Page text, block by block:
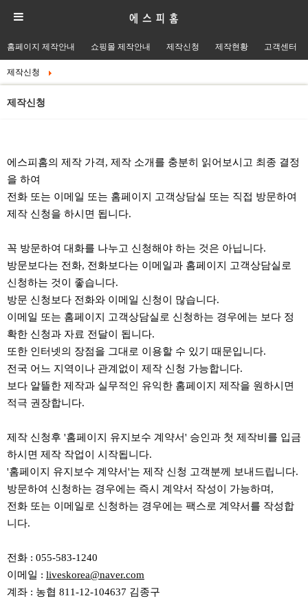
홈페이지 제작안내 쇼핑몰 제작안내 제작신청 제작현황 고객센터
제작신청
제작신청
에스피홈의 제작 가격, 제작 소개를 충분히 읽어보시고 최종 결정
을 하여
전화 또는 이메일 또는 홈페이지 고객상담실 또는 직접 방문하여
제작 신청을 하시면 됩니다.
꼭 방문하여 대화를 나누고 신청해야 하는 것은 아닙니다.
방문보다는 전화, 전화보다는 이메일과 홈페이지 고객상담실로
신청하는 것이 좋습니다.
방문 신청보다 전화와 이메일 신청이 많습니다.
이메일 또는 홈페이지 고객상담실로 신청하는 경우에는 보다 정
확한 신청과 자료 전달이 됩니다.
또한 인터넷의 장점을 그대로 이용할 수 있기 때문입니다.
전국 어느 지역이나 관계없이 제작 신청 가능합니다.
보다 알뜰한 제작과 실무적인 유익한 홈페이지 제작을 원하시면
적극 권장합니다.
제작 신청후 '홈페이지 유지보수 계약서' 승인과 첫 제작비를 입금
하시면 제작 작업이 시작됩니다.
'홈페이지 유지보수 계약서'는 제작 신청 고객분께 보내드립니다.
방문하여 신청하는 경우에는 즉시 계약서 작성이 가능하며,
전화 또는 이메일로 신청하는 경우에는 팩스로 계약서를 작성합
니다.
전화 : 055-583-1240
이메일 : liveskorea@naver.com
계좌 : 농협 811-12-104637 김종구